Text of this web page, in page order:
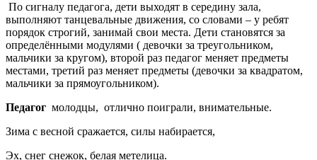
По сигналу педагога, дети выходят в середину зала,
выполняют танцевальные движения, со словами – у ребят
порядок строгий, занимай свои места. Дети становятся за
определёнными модулями ( девочки за треугольником,
мальчики за кругом), второй раз педагог меняет предметы
местами, третий раз меняет предметы (девочки за квадратом,
мальчики за прямоугольником).
Педагог молодцы, отлично поиграли, внимательные.
Зима с весной сражается, силы набирается,
Эх, снег снежок, белая метелица.